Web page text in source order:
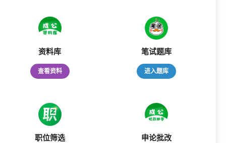
资料库
查看资料
笔试题库
进入题库
职位筛选 申论批改